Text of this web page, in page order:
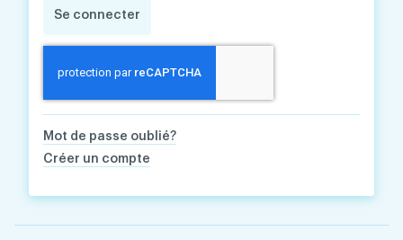
Se connecter
Mot de passe oublié?
Créer un compte